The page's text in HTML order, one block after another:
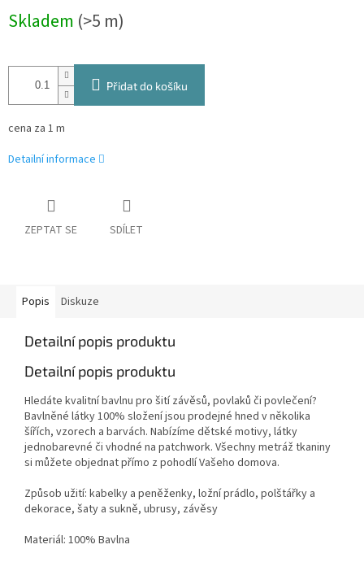
cena:
Skladem (>5 m)
Přidat do košíku
cena za 1 m
Detailní informace
ZEPTAT SE SDÍLET
Popis Diskuze
Detailní popis produktu
Detailní popis produktu
Hledáte kvalitní bavlnu pro šití závěsů, povlaků či povlečení?
Bavlněné látky 100% složení jsou prodejné hned v několika
šířích, vzorech a barvách. Nabízíme dětské motivy, látky
jednobarevné či vhodné na patchwork. Všechny metráž tkaniny
si můžete objednat přímo z pohodlí Vašeho domova.
Způsob užití: kabelky a peněženky, ložní prádlo, polštářky a
dekorace, šaty a sukně, ubrusy, závěsy
Materiál: 100% Bavlna